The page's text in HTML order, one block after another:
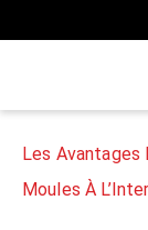
Les Avantages
Moules À